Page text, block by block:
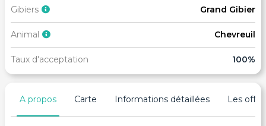
Gibiers Grand Gibier
Animal Chevreuil
Taux d'acceptation 100%
A propos Carte Informations détaillées Les